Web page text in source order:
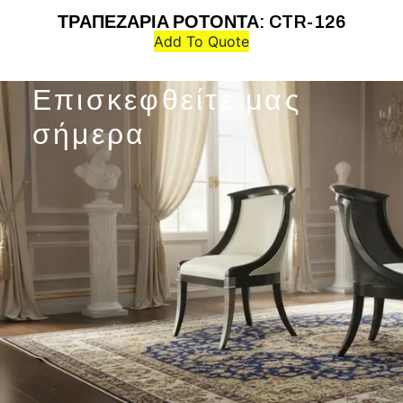
ΤΡΑΠΕΖΑΡΙΑ ΡΟΤΟΝΤΑ: CTR-126
Add To Quote
Επισκεφθείτε μας
σήμερα